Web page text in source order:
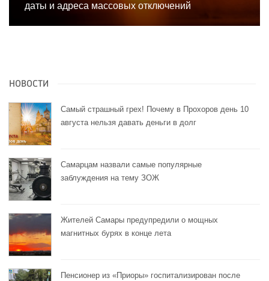
даты и адреса массовых отключений
НОВОСТИ
Самый страшный грех! Почему в Прохоров день 10
августа нельзя давать деньги в долг
Самарцам назвали самые популярные
заблуждения на тему ЗОЖ
Жителей Самары предупредили о мощных
магнитных бурях в конце лета
Пенсионер из «Приоры» госпитализирован после